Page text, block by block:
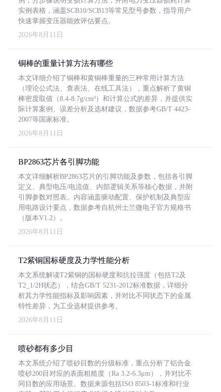
实例表格，涵盖SCB10/SCB13等常见型号参数，指导用户
快速掌握变压器能效评估要点。
2026年8月11日
铜棒的重量计算方法有哪些
本文详细介绍了铜棒和黄铜棒重量的三种常用计算方法
（理论公式法、查表法、在线工具法），重点解析了黄铜
棒密度取值（8.4-8.7g/cm³）和计算公式的差异，并提供实
际计算案例、误差分析及选材建议，数据参考GB/T 4423-
2007等国家标准。
2026年8月11日
BP2863芯片各引脚功能
本文详细解析BP2863芯片的引脚功能及参数，包括各引脚
定义、典型电压/电流值、内部逻辑关系等核心数据，并附
引脚参数对照表。内容涵盖驱动配置、保护机制及典型应
用电路设计要点，数据参考自杭州士兰微电子官方规格书
（版本V1.2）。
2026年8月11日
T2紫铜国标硬度及力学性能分析
本文系统解读T2紫铜的国标硬度和抗拉强度（包括T2及
T2_1/2H状态），结合GB/T 5231-2012标准数据，详细分
析其力学性能指标及影响因素，并对比不同状态下的金属
特性差异，为工业选材提供参考。
2026年8月11日
喷砂都有多少目
本文系统介绍了喷砂目数的分级标准，重点分析了铝合金
喷砂200目对应的表面粗糙度（Ra 3.2-6.3μm），并对比不
同目数的应用场景。数据来源包括ISO 8503-1标准和行业